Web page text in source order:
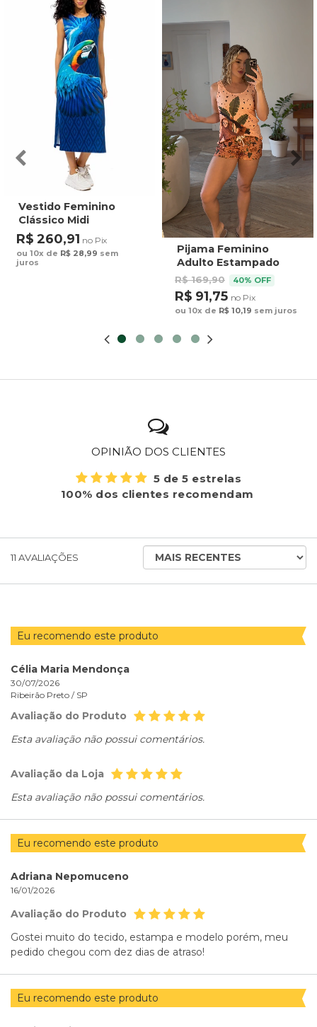
Vestido Feminino
Clássico Midi
Estampado Maxi
Arara Fundo Azul
R$ 260,91 no Pix
ou 10x de R$ 28,99 sem
juros
Pijama Feminino
Adulto Estampado
Preguiça Tucano
Fundo Marrom
R$ 169,90 40% OFF
R$ 91,75 no Pix
ou 10x de R$ 10,19 sem juros
OPINIÃO DOS CLIENTES
5 de 5 estrelas
100% dos clientes recomendam
11 AVALIAÇÕES
ORDENAR
AVALIAÇÕES
Eu recomendo este produto
Célia Maria Mendonça
30/07/2026
Ribeirão Preto / SP
Avaliação do Produto
Esta avaliação não possui comentários.
Avaliação da Loja
Esta avaliação não possui comentários.
Eu recomendo este produto
Adriana Nepomuceno
16/01/2026
Avaliação do Produto
Gostei muito do tecido, estampa e modelo porém, meu
pedido chegou com dez dias de atraso!
Eu recomendo este produto